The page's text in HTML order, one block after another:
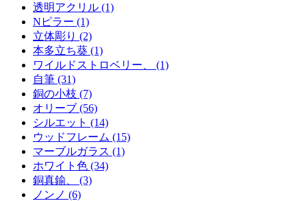
透明アクリル (1)
Nピラー (1)
立体彫り (2)
本多立ち葵 (1)
ワイルドストロベリー、 (1)
自筆 (31)
銅の小枝 (7)
オリーブ (56)
シルエット (14)
ウッドフレーム (15)
マーブルガラス (1)
ホワイト色 (34)
銅真鍮、 (3)
ノンノ (6)